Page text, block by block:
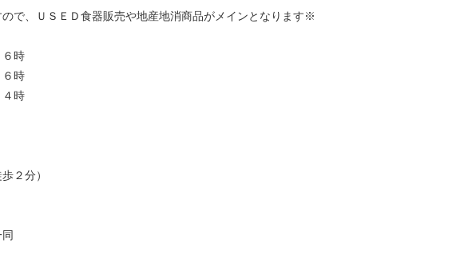
で、ＵＳＥＤ食器販売や地産地消商品がメインとなります※
６時
時
時
２分）